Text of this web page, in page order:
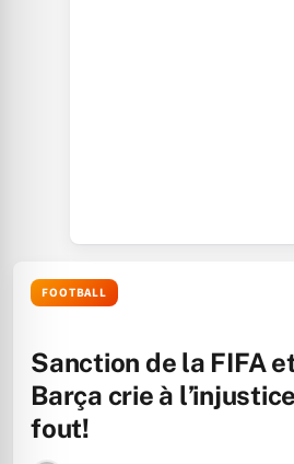
FOOTBALL
Sanction de la FIFA
Barça crie à
fout!